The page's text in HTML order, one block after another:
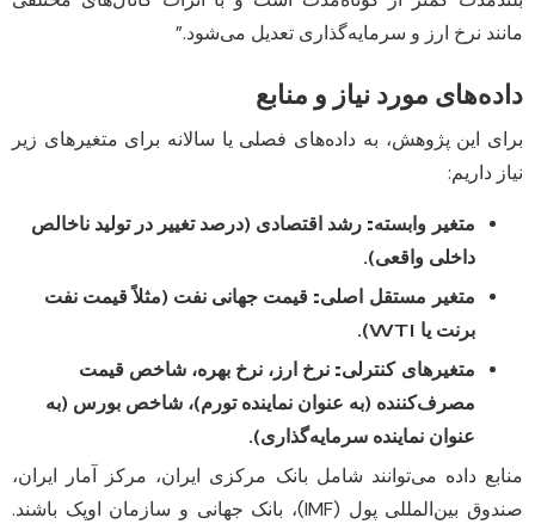
مانند نرخ ارز و سرمایه‌گذاری تعدیل می‌شود.”
داده‌های مورد نیاز و منابع
برای این پژوهش، به داده‌های فصلی یا سالانه برای متغیرهای زیر
نیاز داریم:
متغیر وابسته: رشد اقتصادی (درصد تغییر در تولید ناخالص
داخلی واقعی).
متغیر مستقل اصلی: قیمت جهانی نفت (مثلاً قیمت نفت
برنت یا WTI).
متغیرهای کنترلی: نرخ ارز، نرخ بهره، شاخص قیمت
مصرف‌کننده (به عنوان نماینده تورم)، شاخص بورس (به
عنوان نماینده سرمایه‌گذاری).
منابع داده می‌توانند شامل بانک مرکزی ایران، مرکز آمار ایران،
صندوق بین‌المللی پول (IMF)، بانک جهانی و سازمان اوپک باشند.